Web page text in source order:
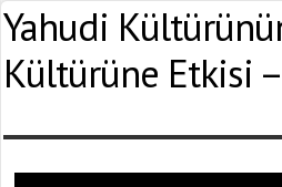
Yahudi
Kültürüne Etkisi
Yaşadığınız Hatanın Ayrıntıları